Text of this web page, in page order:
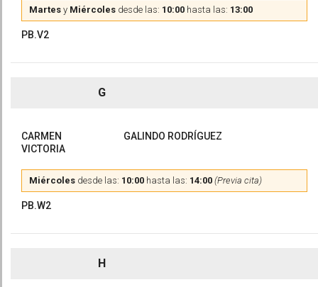
Martes y Miércoles desde las: 10:00 hasta las: 13:00
PB.V2
G
CARMEN
VICTORIA
GALINDO RODRÍGUEZ
Miércoles desde las: 10:00 hasta las: 14:00 (Previa cita)
PB.W2
H